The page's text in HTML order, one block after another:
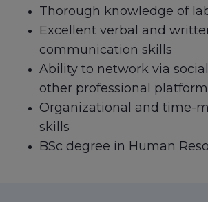
Thorough knowledge of
Excellent verbal and
communication skills
Ability to network via
other professional
Organizational and time-
skills
BSc degree in Human